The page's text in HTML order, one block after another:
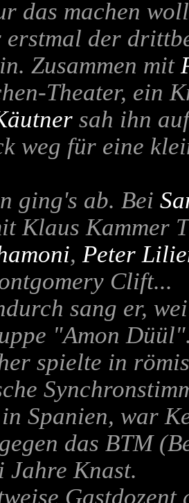
das machen
erstmal der
Zusammen mit
Theater, ein
sah ihn
weg für eine
ging's ab. Bei
Klaus Kammer
, Peter
Clift...
sang er,
"Amon
spielte in
Spanien, war
das BTM
Jahre Knast.